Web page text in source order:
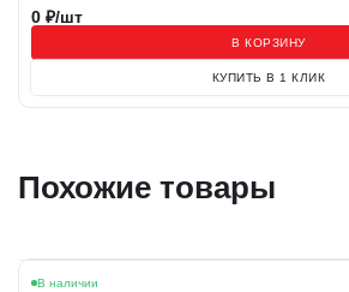
0 ₽/шт
В КОРЗИНУ
КУПИТЬ В 1 КЛИК
Похожие товары
В наличии